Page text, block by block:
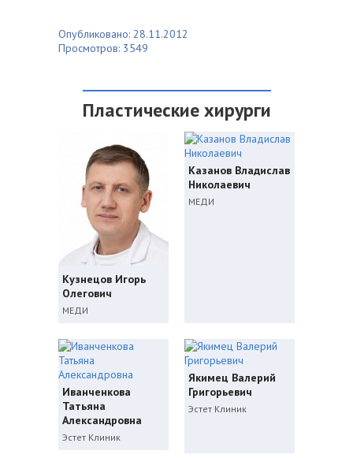
Опубликовано: 28.11.2012
Просмотров: 3549
Пластические хирурги
Кузнецов Игорь
Олегович
МЕДИ
Казанов Владислав
Николаевич
МЕДИ
Иванченкова
Татьяна
Александровна
Эстет Клиник
Якимец Валерий
Григорьевич
Эстет Клиник